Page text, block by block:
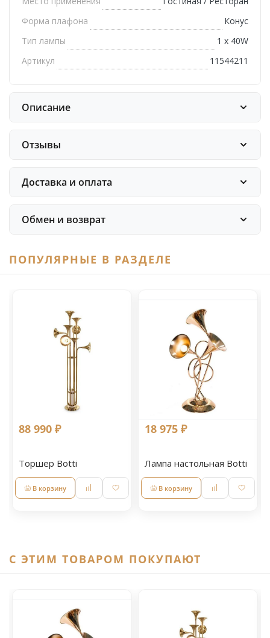
Форма плафона
Конус
Тип лампы
1 х 40W
Артикул
11544211
Описание
Отзывы
Доставка и оплата
Обмен и возврат
ПОПУЛЯРНЫЕ В РАЗДЕЛЕ
88 990 ₽
Торшер Botti
В корзину
18 975 ₽
Лампа настольная Botti
В корзину
C ЭТИМ ТОВАРОМ ПОКУПАЮТ